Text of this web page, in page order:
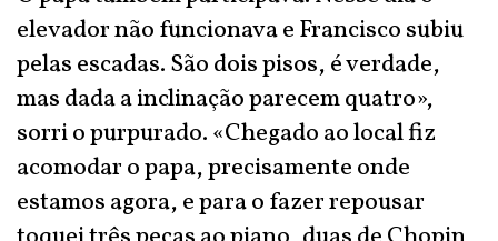
elevador não funcionava e Francisco subiu
pelas escadas. São dois pisos, é verdade,
mas dada a inclinação parecem quatro»,
sorri o purpurado. «Chegado ao local fiz
acomodar o papa, precisamente onde
estamos agora, e para o fazer repousar